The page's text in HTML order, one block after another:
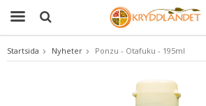
Produkten har blivit tillagd i
Startsida Nyheter Ponzu - Otafuku - 195ml